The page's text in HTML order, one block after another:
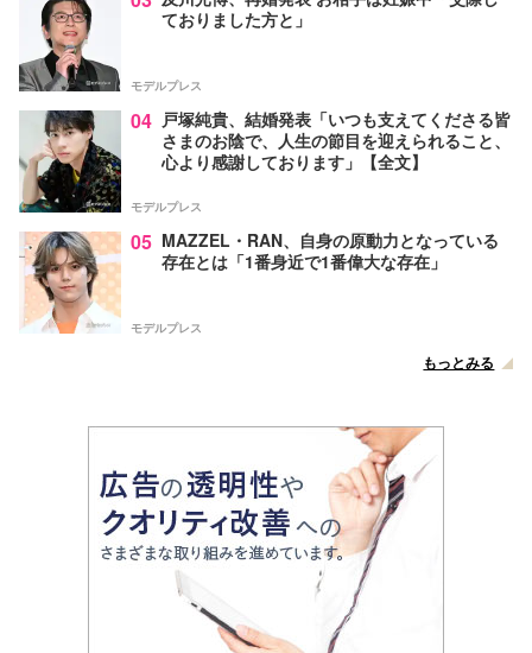
ておりました方と」
モデルプレス
04 戸塚純貴、結婚発表「いつも支えてくださる皆
さまのお陰で、人生の節目を迎えられること、
心より感謝しております」【全文】
モデルプレス
05 MAZZEL・RAN、自身の原動力となっている
存在とは「1番身近で1番偉大な存在」
モデルプレス
もっとみる